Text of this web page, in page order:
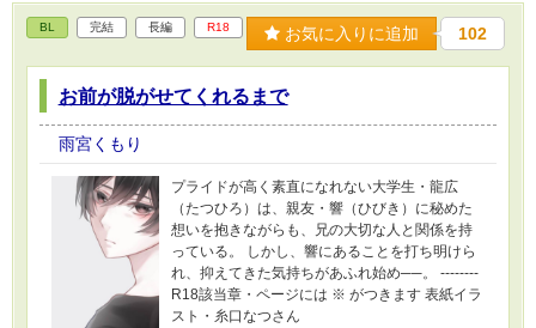
BL 完結 長編 R18 お気に入りに追加 102
お前が脱がせてくれるまで
雨宮くもり
プライドが高く素直になれない大学生・龍広
（たつひろ）は、親友・響（ひびき）に秘めた
想いを抱きながらも、兄の大切な人と関係を持
っている。 しかし、響にあることを打ち明けら
れ、抑えてきた気持ちがあふれ始め──。 --------
R18該当章・ページには ※ がつきます 表紙イラ
スト・糸口なつさん